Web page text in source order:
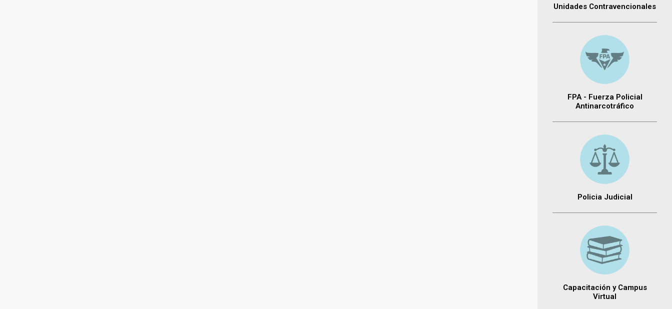
Unidades Contravencionales
FPA - Fuerza Policial
Antinarcotráfico
Policia Judicial
Capacitación y Campus
Virtual